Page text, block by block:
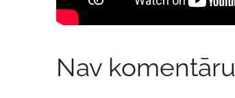
Nav komentāru